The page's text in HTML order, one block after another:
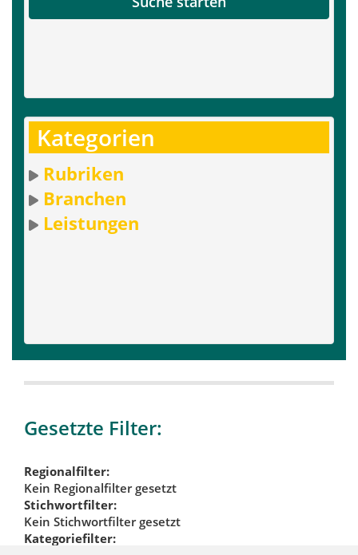
Kategorien
Rubriken
Branchen
Leistungen
Gesetzte Filter:
Regionalfilter:
Kein Regionalfilter gesetzt
Stichwortfilter:
Kein Stichwortfilter gesetzt
Kategoriefilter: